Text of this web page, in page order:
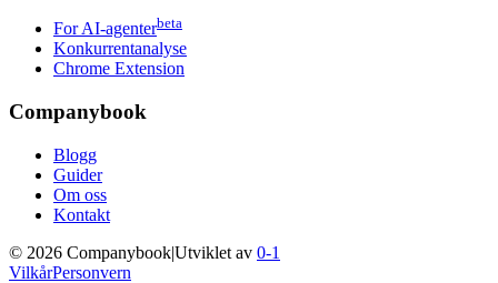
For AI-agenterbeta
Konkurrentanalyse
Chrome Extension
Companybook
Blogg
Guider
Om oss
Kontakt
© 2026 Companybook|Utviklet av 0-1
VilkårPersonvern